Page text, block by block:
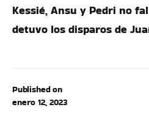
Published on
enero 12, 2023
Kessié, Ansu y Pedri no
detuvo los disparos de